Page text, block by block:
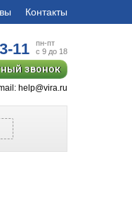
Контакты
11
пн-пт
с 9 до 18
звонок
help@vira.ru